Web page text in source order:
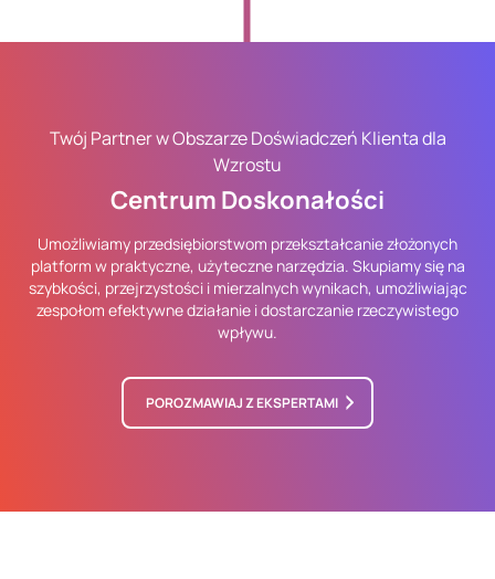
Twój Partner w Obszarze Doświadczeń Klienta dla
Wzrostu
Centrum Doskonałości
Umożliwiamy przedsiębiorstwom przekształcanie złożonych
platform w praktyczne, użyteczne narzędzia. Skupiamy się na
szybkości, przejrzystości i mierzalnych wynikach, umożliwiając
zespołom efektywne działanie i dostarczanie rzeczywistego
wpływu.
POROZMAWIAJ Z EKSPERTAMI